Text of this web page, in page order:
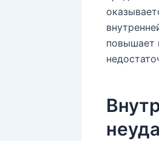
повышает